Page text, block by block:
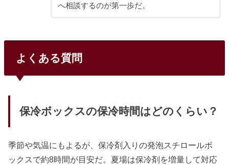
み。数百円の送料が毎回かかるサービスも多いので、長期利
へ相談するのが第一歩だ。
よくある質問
保冷ボックスの保冷時間はどのくらい？
季節や気温にもよるが、保冷剤入りの発泡スチロールボ
ックスで約8時間が目安だ。夏場は保冷剤を増量して対応